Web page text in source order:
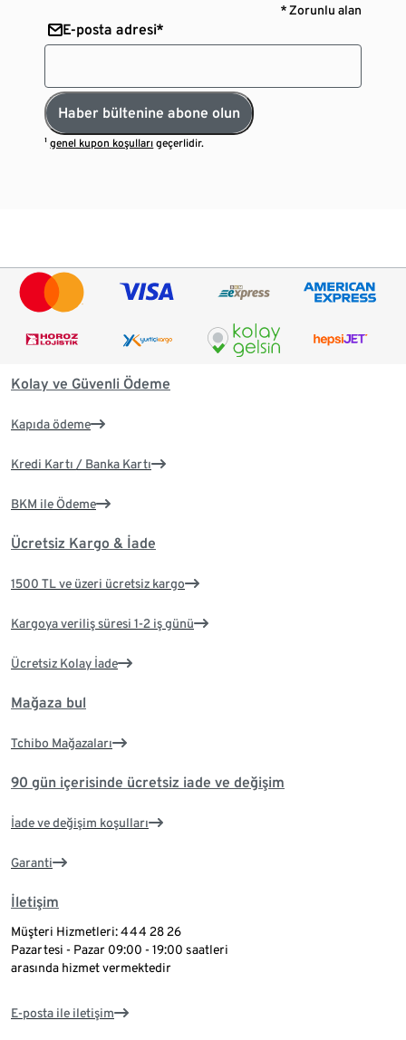
* Zorunlu alan
E-posta adresi*
Haber bültenine abone olun
¹genel kupon koşulları geçerlidir.
Kolay ve Güvenli Ödeme
Kapıda ödeme
Kredi Kartı / Banka Kartı
BKM ile Ödeme
Ücretsiz Kargo & İade
1500 TL ve üzeri ücretsiz kargo
Kargoya veriliş süresi 1-2 iş günü
Ücretsiz Kolay İade
Mağaza bul
Tchibo Mağazaları
90 gün içerisinde ücretsiz iade ve değişim
İade ve değişim koşulları
Garanti
İletişim
Müşteri Hizmetleri: 444 28 26
Pazartesi - Pazar 09:00 - 19:00 saatleri
arasında hizmet vermektedir
E-posta ile iletişim